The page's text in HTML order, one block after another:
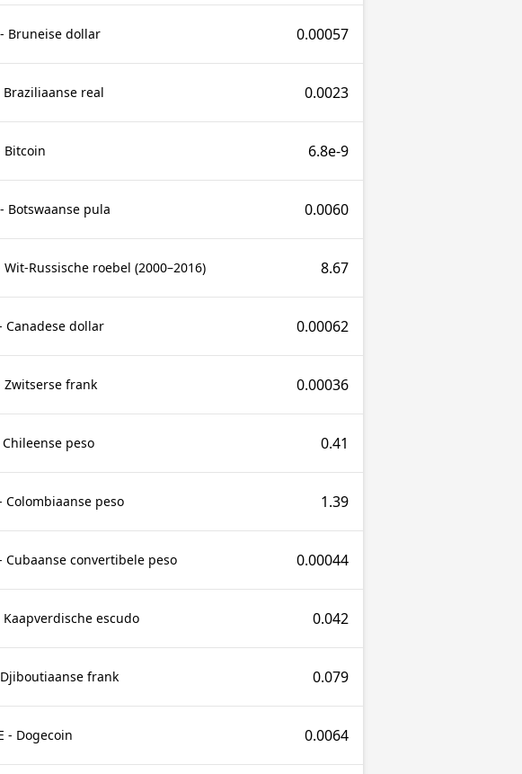
Bruneise dollar 0.00057
Braziliaanse real 0.0023
Bitcoin 6.8e-9
- Botswaanse pula 0.0060
Wit-Russische roebel (2000–2016) 8.67
Canadese dollar 0.00062
Zwitserse frank 0.00036
Chileense peso 0.41
Colombiaanse peso 1.39
Cubaanse convertibele peso 0.00044
Kaapverdische escudo 0.042
Djiboutiaanse frank 0.079
- Dogecoin 0.0064